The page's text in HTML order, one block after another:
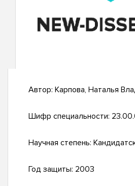
Автор: Карпова, Наталья
Шифр специальности:
Научная степень:
Год защиты: 2003